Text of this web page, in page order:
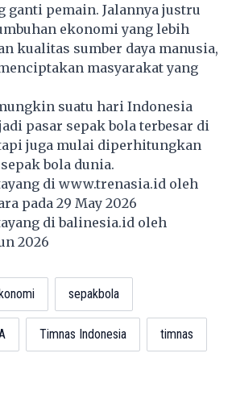
ganti pemain. Jalannya justru
ekonomi yang lebih
kualitas sumber daya manusia,
masyarakat yang
suatu hari Indonesia
pasar sepak bola terbesar di
juga mulai diperhitungkan
bola dunia.
di www.trenasia.id oleh
pada 29 May 2026
dibalinesia.id oleh
2026
sepakbola
Timnas Indonesia timnas